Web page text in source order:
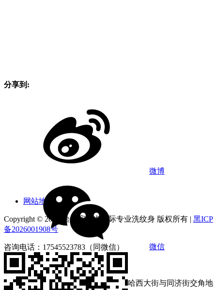
网站地图
Copyright © 2026 哈尔滨俪也国际专业洗纹身 版权所有 | 黑ICP
备2026001908号
咨询电话：17545523783（同微信）
营业时间：9:00-18:00
店铺地址：黑龙江省哈尔滨市南岗区哈西大街与同济街交角地